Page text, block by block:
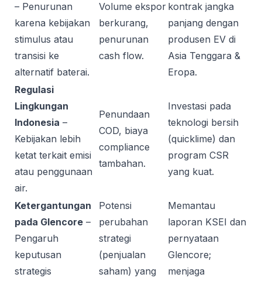
– Penurunan
karena kebijakan
stimulus atau
transisi ke
alternatif baterai.
Volume ekspor
berkurang,
penurunan
cash flow.
kontrak jangka
panjang dengan
produsen EV di
Asia Tenggara &
Eropa.
Regulasi
Lingkungan
Indonesia –
Kebijakan lebih
ketat terkait emisi
atau penggunaan
air.
Penundaan
COD, biaya
compliance
tambahan.
Investasi pada
teknologi bersih
(quicklime) dan
program CSR
yang kuat.
Ketergantungan
pada Glencore –
Pengaruh
keputusan
strategis
Potensi
perubahan
strategi
(penjualan
saham) yang
Memantau
laporan KSEI dan
pernyataan
Glencore;
menjaga